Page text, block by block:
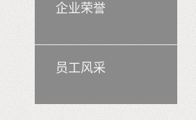
企业荣誉
员工风采